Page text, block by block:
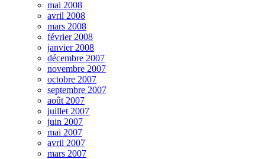
mai 2008
avril 2008
mars 2008
février 2008
janvier 2008
décembre 2007
novembre 2007
octobre 2007
septembre 2007
août 2007
juillet 2007
juin 2007
mai 2007
avril 2007
mars 2007